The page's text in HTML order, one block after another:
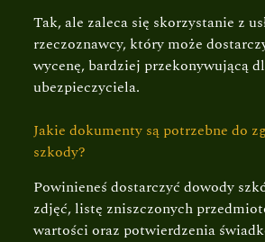
Tak, ale zaleca się skorzystanie z
rzeczoznawcy, który może
wycenę, bardziej przekonywującą
ubezpieczyciela.
Jakie dokumenty są potrzebne do
szkody?
Powinieneś dostarczyć dowody
zdjęć, listę zniszczonych
wartości oraz potwierdzenia